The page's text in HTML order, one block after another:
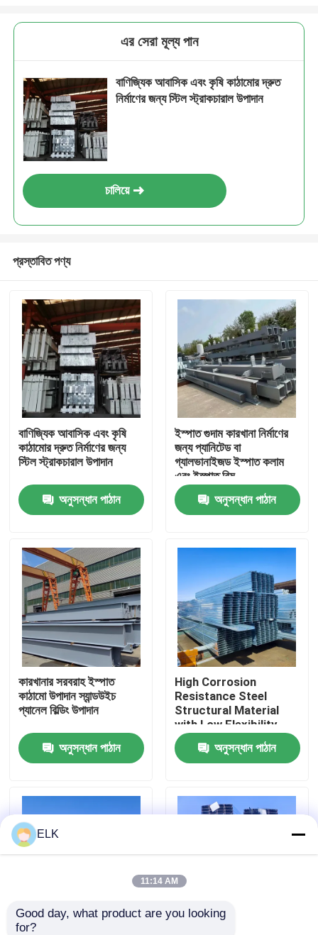
পণ্য
আমাদের সম্বন্ধে
কারখানা পরিদর্শন
গুণমান নিয়ন্ত্রণ
আমাদের সাথে যোগাযোগ
খবর
মামলা
ইস্পাত কাঠামো গুদাম
এর সেরা মূল্য পান
বাণিজ্যিক আবাসিক এবং কৃষি কাঠামোর দ্রুত
নির্মাণের জন্য স্টিল স্ট্রাকচারাল উপাদান
চালিয়ে
প্রস্তাবিত পণ্য
বাণিজ্যিক আবাসিক এবং কৃষি
কাঠামোর দ্রুত নির্মাণের জন্য
স্টিল স্ট্রাকচারাল উপাদান
অনুসন্ধান পাঠান
ইস্পাত গুদাম কারখানা নির্মাণের
জন্য প্যানিটেড বা
গ্যালভানাইজড ইস্পাত কলাম
এবং ইস্পাত বিম
অনুসন্ধান পাঠান
কারখানার সরবরাহ ইস্পাত
কাঠামো উপাদান স্যান্ডউইচ
প্যানেল বিল্ডিং উপাদান
অনুসন্ধান পাঠান
High Corrosion
Resistance Steel
Structural Material
with Low Flexibility
and High Fire
Resistanceঅনুসন্ধান পাঠান
Q345B Q235B Steel
ELK
11:14 AM
Good day, what product are you looking
for?